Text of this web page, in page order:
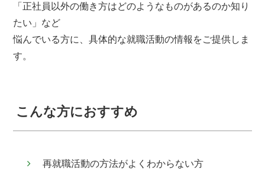
「正社員以外の働き方はどのようなものがあるのか知り
たい」など
悩んでいる方に、具体的な就職活動の情報をご提供しま
す。
こんな方におすすめ
再就職活動の方法がよくわからない方